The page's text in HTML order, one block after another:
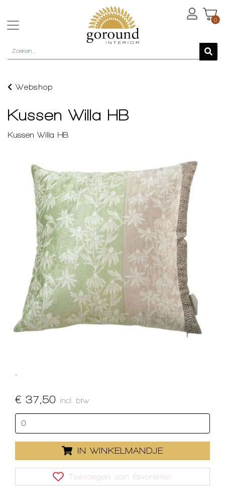
0
Webshop
Kussen Willa HB
Kussen Willa HB
€ 37,50 incl. btw
IN WINKELMANDJE
Toevoegen aan favorieten